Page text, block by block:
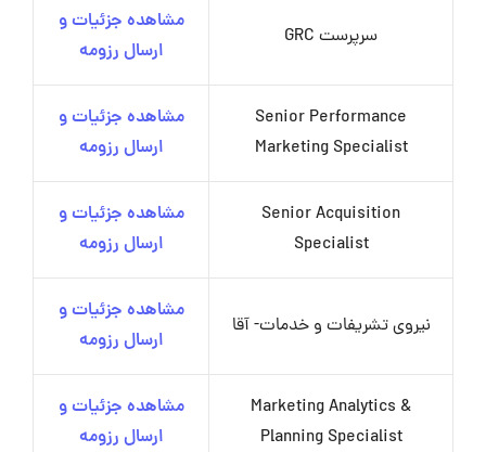
سرپرست GRC
مشاهده جزئیات و
ارسال رزومه
Senior Performance
Marketing Specialist
مشاهده جزئیات و
ارسال رزومه
Senior Acquisition
Specialist
مشاهده جزئیات و
ارسال رزومه
نیروی تشریفات و خدمات- آقا
مشاهده جزئیات و
ارسال رزومه
Marketing Analytics &
Planning Specialist
مشاهده جزئیات و
ارسال رزومه